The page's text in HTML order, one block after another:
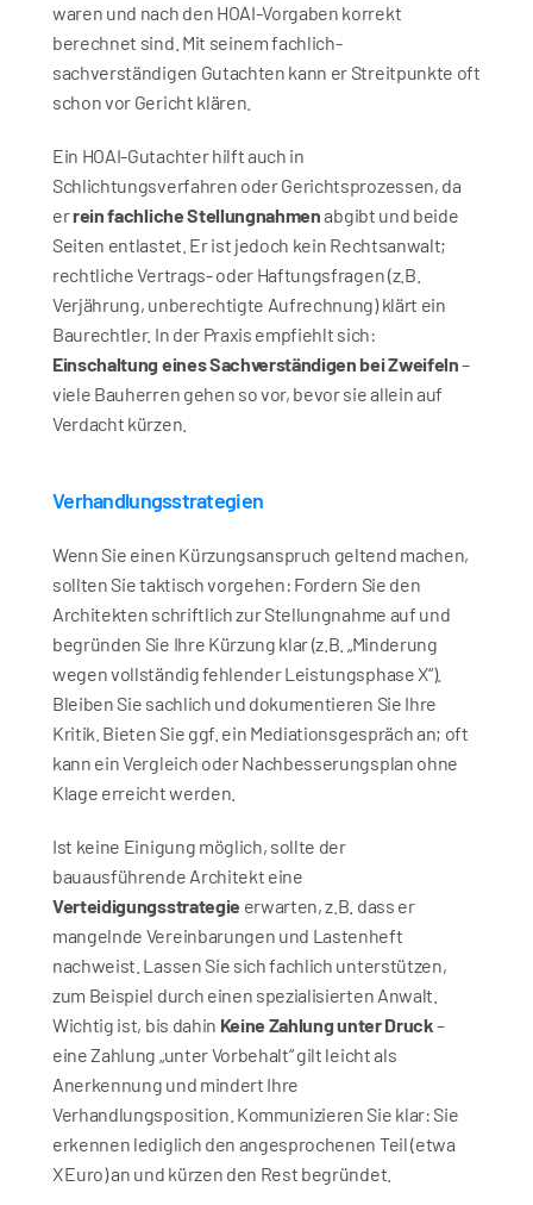
waren und nach den HOAI-Vorgaben korrekt
berechnet sind. Mit seinem fachlich-
sachverständigen Gutachten kann er Streitpunkte oft
schon vor Gericht klären.
Ein HOAI-Gutachter hilft auch in
Schlichtungsverfahren oder Gerichtsprozessen, da
er rein fachliche Stellungnahmen abgibt und beide
Seiten entlastet. Er ist jedoch kein Rechtsanwalt;
rechtliche Vertrags- oder Haftungsfragen (z.B.
Verjährung, unberechtigte Aufrechnung) klärt ein
Einschaltung eines Sachverständigen bei Zweifeln –
viele Bauherren gehen so vor, bevor sie allein auf
Verdacht kürzen.
Verhandlungsstrategien
Wenn Sie einen Kürzungsanspruch geltend machen,
sollten Sie taktisch vorgehen: Fordern Sie den
Architekten schriftlich zur Stellungnahme auf und
begründen Sie Ihre Kürzung klar (z.B. „Minderung
wegen vollständig fehlender Leistungsphase X“).
Bleiben Sie sachlich und dokumentieren Sie Ihre
Kritik. Bieten Sie ggf. ein Mediationsgespräch an; oft
kann ein Vergleich oder Nachbesserungsplan ohne
Klage erreicht werden.
Ist keine Einigung möglich, sollte der
Verteidigungsstrategie erwarten, z.B. dass er
mangelnde Vereinbarungen und Lastenheft
nachweist. Lassen Sie sich fachlich unterstützen,
zum Beispiel durch einen spezialisierten Anwalt.
Wichtig ist, bis dahin Keine Zahlung unter Druck –
eine Zahlung „unter Vorbehalt“ gilt leicht als
Anerkennung und mindert Ihre
Verhandlungsposition. Kommunizieren Sie klar: Sie
erkennen lediglich den angesprochenen Teil (etwa
X Euro) an und kürzen den Rest begründet.